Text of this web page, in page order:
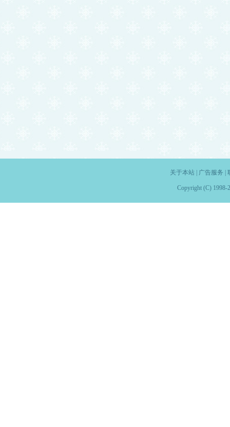
关于本站| 广告服务
Copyright (C) 1998-